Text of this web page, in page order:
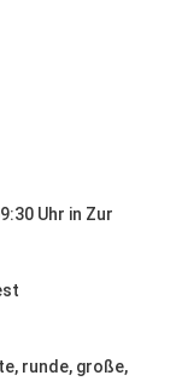
Uhr in Zur
runde, große,